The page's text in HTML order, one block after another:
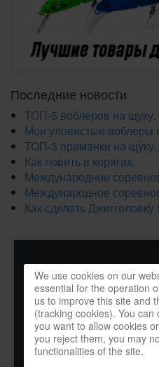
Последние новости
ТОП-5 воблеров на щуку.
Мои уловистые воблеры
ТОП-3 приманки на щуку.
Как ловить в корягах.
Международное
Международное
Как сделать
We use cookies on our
essential for the operation
us to improve this site and
(tracking cookies). You
you want to allow cookies
you reject them, you may
functionalities of the site.